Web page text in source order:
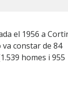
el 1956 a
va constar de 84
homes i 955